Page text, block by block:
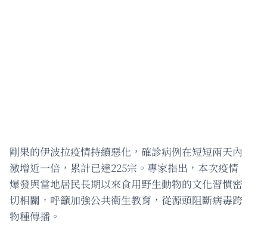
剛果的伊波拉疫情持續惡化，確診病例在短短兩天內
激增近一倍，累計已達225宗。專家指出，本次疫情
爆發與當地居民長期以來食用野生動物的文化習慣密
切相關，呼籲加強公共衛生教育，從源頭阻斷病毒跨
物種傳播。